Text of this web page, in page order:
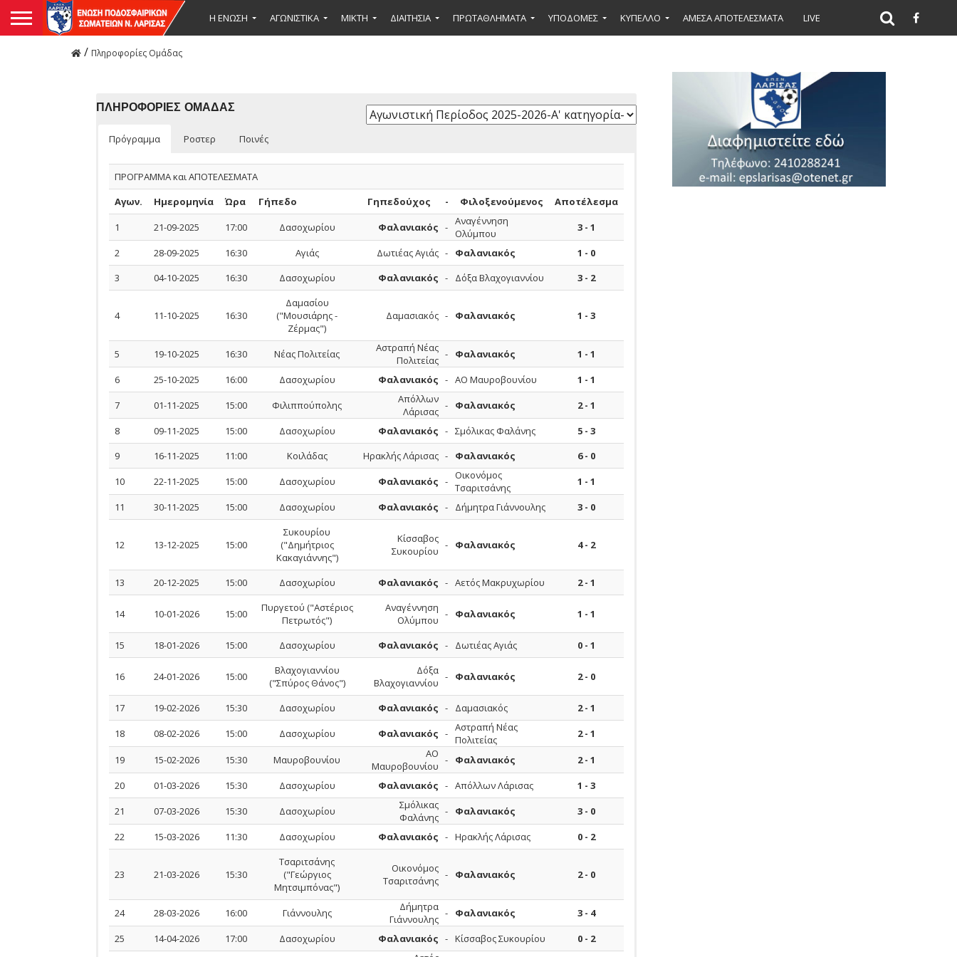
Η ΕΝΩΣΗ ΑΓΩΝΙΣΤΙΚΑ ΜΙΚΤΉ ΔΙΑΙΤΗΣΙΑ ΠΡΩΤΑΘΛΗΜΑΤΑ ΥΠΟΔΟΜΕΣ ΚΥΠΕΛΛΟ ΑΜΕΣΑ ΑΠΟΤΕΛΕΣΜΑΤΑ LIVE
/ Πληροφορίες Ομάδας
ΠΛΗΡΟΦΟΡΙΕΣ ΟΜΑΔΑΣ
Πρόγραμμα Ροστερ Ποινές
ΠΡΟΓΡΑΜΜΑ και ΑΠΟΤΕΛΕΣΜΑΤΑ
Αγων.
Ημερομηνία Ώρα Γήπεδο Γηπεδούχος - Φιλοξενούμενος
Αποτέλεσμα
1
21-09-2025 17:00 Δασοχωρίου Φαλανιακός - Αναγέννηση
Ολύμπου
3 - 1
2
28-09-2025 16:30 Αγιάς Δωτιέας Αγιάς - Φαλανιακός
1 - 0
3
04-10-2025 16:30 Δασοχωρίου Φαλανιακός - Δόξα Βλαχογιαννίου 3 - 2
4 11-10-2025 16:30
Δαμασίου
("Μουσιάρης -
Ζέρμας")
Δαμασιακός - Φαλανιακός 1 - 3
5 19-10-2025 16:30 Νέας Πολιτείας
Αστραπή Νέας
Πολιτείας - Φαλανιακός
1 - 1
6
25-10-2025 16:00 Δασοχωρίου Φαλανιακός - ΑΟ Μαυροβουνίου
1 - 1
7
01-11-2025 15:00 Φιλιππούπολης
Απόλλων
Λάρισας - Φαλανιακός
2 - 1
8
09-11-2025 15:00 Δασοχωρίου Φαλανιακός - Σμόλικας Φαλάνης
5 - 3
9
16-11-2025 11:00 Κοιλάδας Ηρακλής Λάρισας - Φαλανιακός
6 - 0
10
22-11-2025 15:00 Δασοχωρίου Φαλανιακός - Οικονόμος
Τσαριτσάνης
1 - 1
11
30-11-2025 15:00 Δασοχωρίου Φαλανιακός - Δήμητρα Γιάννουλης 3 - 0
12 13-12-2025 15:00
Συκουρίου
("Δημήτριος
Κακαγιάννης")
Κίσσαβος
Συκουρίου - Φαλανιακός 4 - 2
13 20-12-2025 15:00 Δασοχωρίου Φαλανιακός - Αετός Μακρυχωρίου 2 - 1
14 10-01-2026 15:00
Πυργετού ("Αστέριος
Πετρωτός")
Αναγέννηση
Ολύμπου - Φαλανιακός 1 - 1
15 18-01-2026 15:00 Δασοχωρίου Φαλανιακός - Δωτιέας Αγιάς 0 - 1
16 24-01-2026 15:00
Βλαχογιαννίου
("Σπύρος Θάνος")
Δόξα
Βλαχογιαννίου - Φαλανιακός 2 - 0
17 19-02-2026 15:30 Δασοχωρίου Φαλανιακός - Δαμασιακός
2 - 1
18
08-02-2026 15:00 Δασοχωρίου Φαλανιακός - Αστραπή Νέας
Πολιτείας
2 - 1
19 15-02-2026 15:30 Μαυροβουνίου
ΑΟ
Μαυροβουνίου - Φαλανιακός
2 - 1
20
01-03-2026 15:30 Δασοχωρίου Φαλανιακός - Απόλλων Λάρισας
1 - 3
21
07-03-2026 15:30 Δασοχωρίου
Σμόλικας
Φαλάνης - Φαλανιακός
3 - 0
22
15-03-2026 11:30 Δασοχωρίου Φαλανιακός - Ηρακλής Λάρισας 0 - 2
23 21-03-2026 15:30
Τσαριτσάνης
("Γεώργιος
Μητσιμπόνας")
Οικονόμος
Τσαριτσάνης - Φαλανιακός 2 - 0
24 28-03-2026 16:00 Γιάννουλης
Δήμητρα
Γιάννουλης - Φαλανιακός
3 - 4
25
14-04-2026 17:00 Δασοχωρίου Φαλανιακός - Κίσσαβος Συκουρίου
0 - 2